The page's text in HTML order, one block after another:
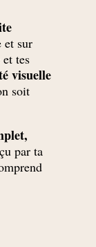
et sur
tes
visuelle
soit
par ta